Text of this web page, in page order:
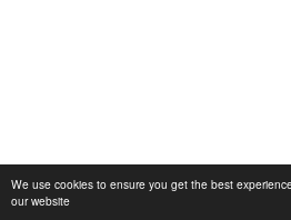
We use cookies to ensure you get the best
our website